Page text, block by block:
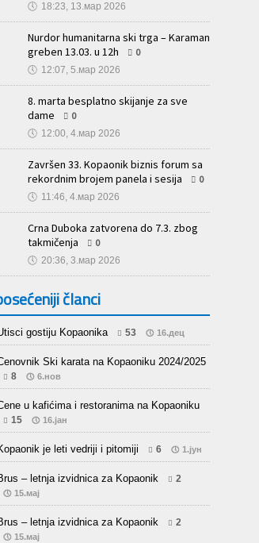
🕔 18:23, 13.мар 2026
Nurdor humanitarna ski trga – Karaman
greben 13.03. u 12h
0
🕔 12:07, 5.мар 2026
8. marta besplatno skijanje za sve
dame
0
🕔 12:00, 4.мар 2026
Završen 33. Kopaonik biznis forum sa
rekordnim brojem panela i sesija
0
🕔 11:46, 4.мар 2026
Crna Duboka zatvorena do 7.3. zbog
takmičenja
0
🕔 20:36, 3.мар 2026
članci
gostiju Kopaonika 53 16.дец
Ski karata na Kopaoniku 2024/2025
8 6.нов
u kafićima i restoranima na Kopaoniku
15 16.јан
je leti vedriji i pitomiji 6 1.јун
– letnja izvidnica za Kopaonik 2
15.мај
– letnja izvidnica za Kopaonik 2
15.мај